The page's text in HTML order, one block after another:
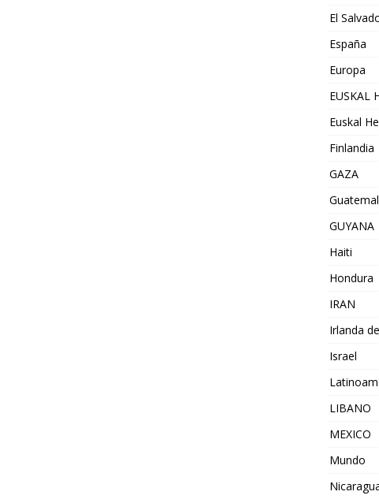
El
España
Europa
EUSKAL
Euskal
Finlandia
GAZA
GUYANA
Haiti
Hondura
IRAN
Irlanda
Israel
LIBANO
MEXICO
Mundo